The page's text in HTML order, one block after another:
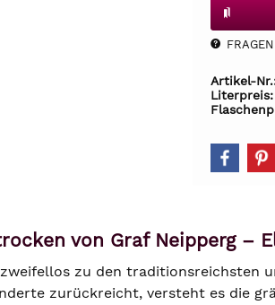
Artikel-
Literpreis:
von Graf Neipperg –
zu den traditionsreichsten
zurückreicht, versteht es die